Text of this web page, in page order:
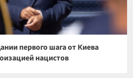
первого шага от Киева
нацистов